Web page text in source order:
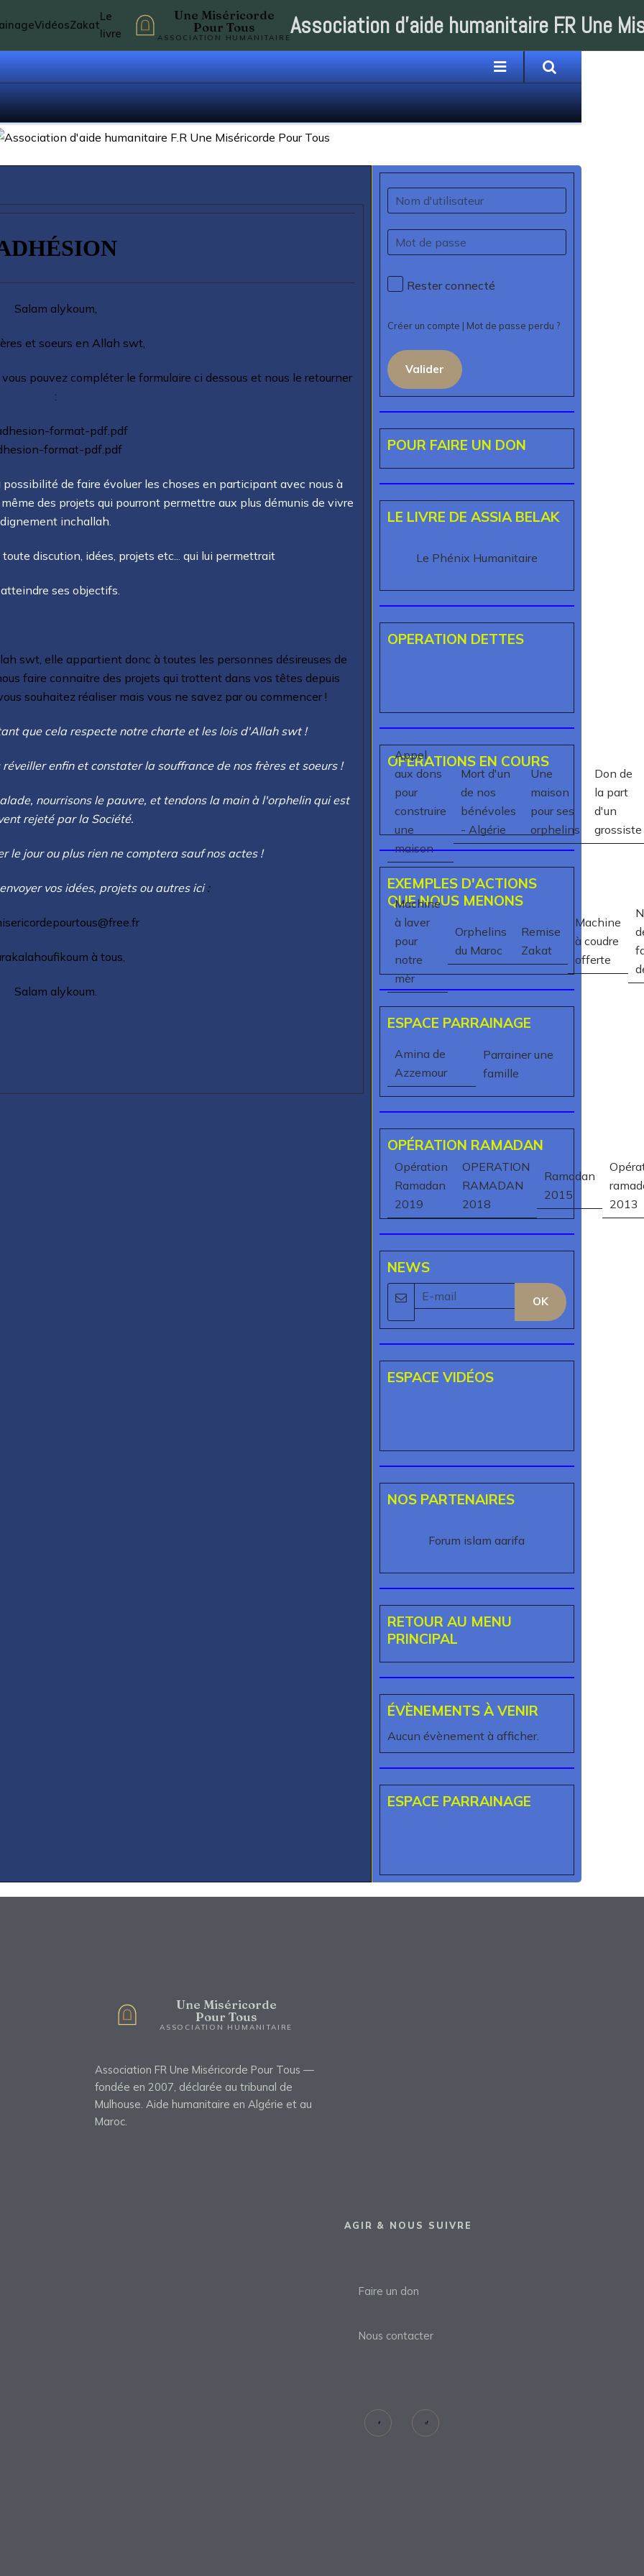
VidéosZakat
Le
livre
Une Miséricorde
Pour Tous
ASSOCIATION HUMANITAIREAssociation d'aide humanitaire F.R Une
Salam alykoum,
et soeurs en Allah swt,
pouvez compléter le formulaire ci dessous et nous le retourner
:
format-pdf.pdf
possibilité de faire évoluer les choses en participant avec nous à
des projets qui pourront permettre aux plus démunis de vivre
dignement inchallah.
discution, idées, projets etc... qui lui permettrait
ses objectifs.
swt, elle appartient donc à toutes les personnes désireuses de
faire connaitre des projets qui trottent dans vos têtes depuis
souhaitez réaliser mais vous ne savez par ou commencer !
que cela respecte notre charte et les lois d'Allah swt !
enfin et constater la souffrance de nos frères et soeurs !
nourrisons le pauvre, et tendons la main à l'orphelin qui est
rejeté par la Société.
le jour ou plus rien ne comptera sauf nos actes !
vos idées, projets ou autres ici:
à tous,
Salam alykoum.
Rester connecté
Créer un compte | Mot de passe perdu ?
Valider
POUR FAIRE UN DON
LE LIVRE DE ASSIA BELAK
Le Phénix Humanitaire
OPERATION DETTES
OPERATIONS EN COURS
Appel
aux dons
pour
construire
une
maison
Mort d'un
de nos
bénévoles
- Algérie
Une
maison
pour ses
orphelins
Don de
la part
d'un
grossiste
EXEMPLES D'ACTIONS
QUE NOUS MENONS
Machine
à laver
pour
notre
mèr
Orphelins
du Maroc
Remise
Zakat
Machine
à coudre
offerte
ESPACE PARRAINAGE
Amina de
Azzemour
Parrainer une
famille
OPÉRATION RAMADAN
Opération
Ramadan
2019
OPERATION
RAMADAN
2018
Ramadan
2015
2013
NEWS
OK
ESPACE VIDÉOS
NOS PARTENAIRES
Forum islam aarifa
RETOUR AU MENU
PRINCIPAL
ÉVÈNEMENTS À VENIR
Aucun évènement à afficher.
ESPACE PARRAINAGE
Une Miséricorde
Pour Tous
ASSOCIATION HUMANITAIRE
Association FR Une Miséricorde Pour Tous —
fondée en 2007, déclarée au tribunal de
Mulhouse. Aide humanitaire en Algérie et au
Maroc.
AGIR & NOUS SUIVRE
Faire un don
Nous contacter